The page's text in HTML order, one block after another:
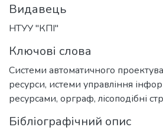
Видавець
НТУУ "КПІ"
Ключові слова
Системи автоматичного
ресурси, истеми управління
ресурсами, орграф, лісоподібні
Бібліографічний опис